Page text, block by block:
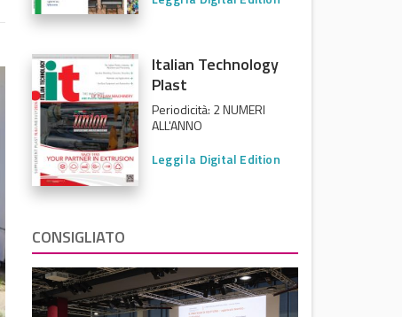
Italian Technology
Plast
Periodicità: 2 NUMERI
ALL'ANNO
Leggi la Digital Edition
CONSIGLIATO